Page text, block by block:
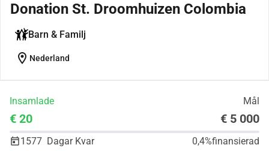
Donation St. Droomhuizen Colombia
Barn & Familj
location_on Nederland
Insamlade Mål
€ 20 € 5 000
1577 Dagar Kvar 0,4%finansierad